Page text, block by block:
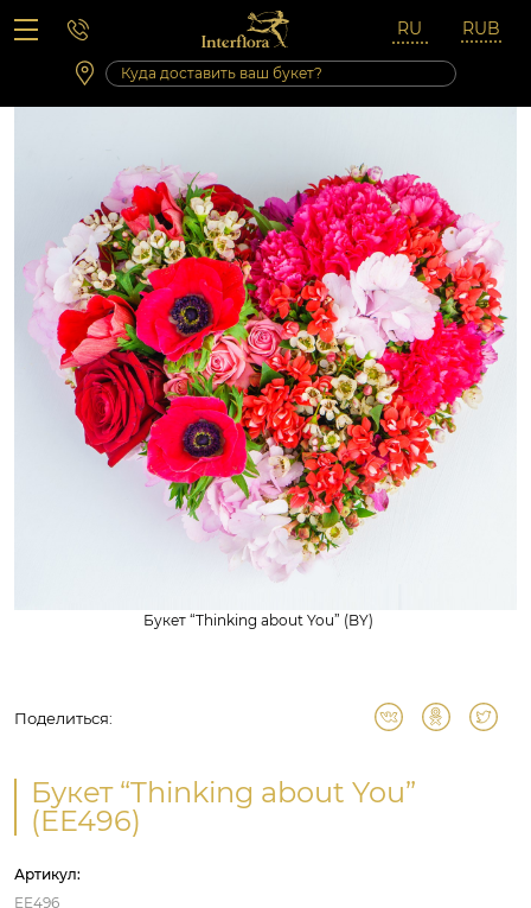
Вопросы-ответы
Сб 10:00 ‐ 14:00
Выходные и праздничные дни
Букет “Thinking about You” (BY)
Поделиться:
Букет “Thinking about You”
(EE496)
Артикул:
EE496